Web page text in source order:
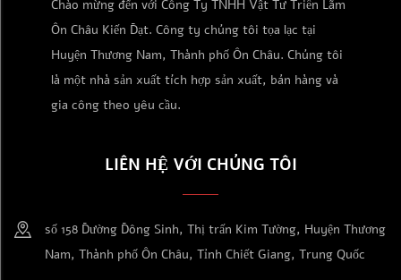
Chào mừng đến với Công Ty TNHH Vật Tư Triển Lãm
Ôn Châu Kiến Đạt. Công ty chúng tôi tọa lạc tại
Huyện Thương Nam, Thành phố Ôn Châu. Chúng tôi
là một nhà sản xuất tích hợp sản xuất, bán hàng và
gia công theo yêu cầu.
LIÊN HỆ VỚI CHÚNG TÔI
số 158 Đường Đông Sinh, Thị trấn Kim Tường, Huyện Thương
Nam, Thành phố Ôn Châu, Tỉnh Chiết Giang, Trung Quốc